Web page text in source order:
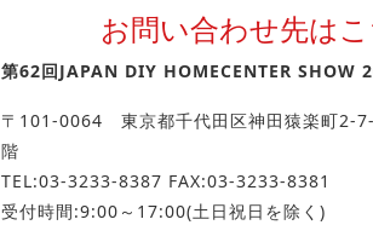
お問い合わせ先は
第62回JAPAN DIY HOMECENTER SHOW
〒101‐0064 東京都千代田区神田猿楽町2-
階
TEL:03-3233-8387 FAX:03-3233-8381
受付時間:9:00～17:00(土日祝日を除く)